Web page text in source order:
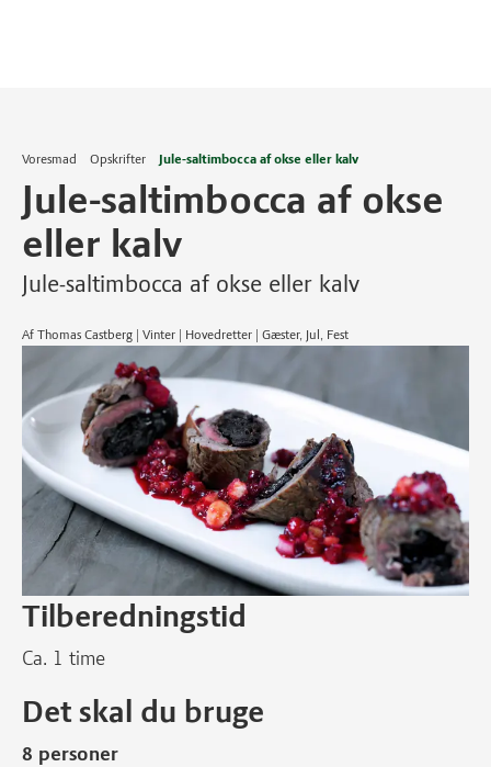
Voresmad Opskrifter Jule-saltimbocca af okse eller kalv
Jule-saltimbocca af okse
eller kalv
Jule-saltimbocca af okse eller kalv
Af Thomas Castberg | Vinter | Hovedretter | Gæster, Jul, Fest
Tilberedningstid
Ca. 1 time
Det skal du bruge
8 personer